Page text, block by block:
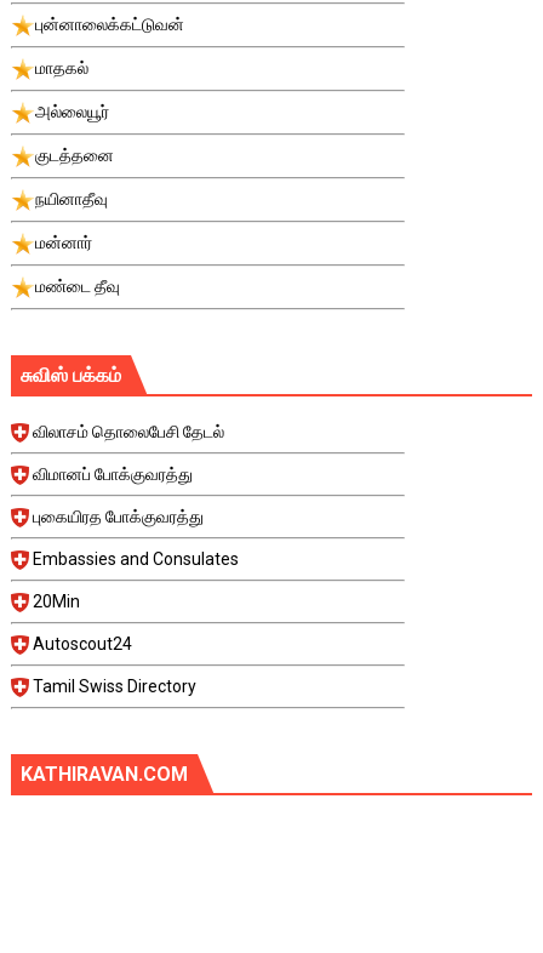
புன்னாலைக்கட்டுவன்
மாதகல்
அல்லையூர்
குடத்தனை
நயினாதீவு
மன்னார்
மண்டை தீவு
சுவிஸ் பக்கம்
விலாசம் தொலைபேசி தேடல்
விமானப் போக்குவரத்து
புகையிரத போக்குவரத்து
Embassies and Consulates
20Min
Autoscout24
Tamil Swiss Directory
KATHIRAVAN.COM